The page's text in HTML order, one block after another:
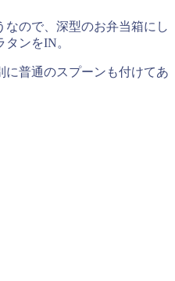
ので、深型のお弁当箱にし
ンをIN。
に普通のスプーンも付けてあ